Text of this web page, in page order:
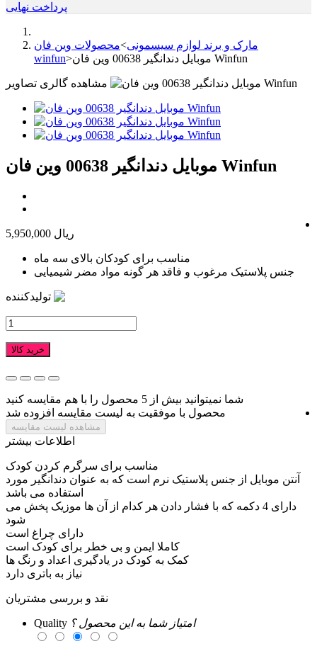
پرداخت نهایی
مارک و برند لوازم سیسمونی>محصولات وین فان
winfun> موبایل دندانگیر 00638 وین فان Winfun
مشاهده گالری تصاویر
موبایل دندانگیر 00638 وین فان Winfun
5,950,000 ریال
مناسب برای کودکان بالای سه ماه
جنس پلاستیک مرغوب و فاقد هر گونه مواد مضر شیمیایی
تولیدکننده
خرید کالا
شما نمیتوانید بیش از 5 محصول را با هم مقایسه کنید
محصول با موفقیت به لیست مقایسه افزوده شد
مشاهده لیست مقایسه
اطلاعات بیشتر
مناسب برای سرگرم کردن کودک
آنتن موبایل از جنس پلاستیک نرم است که به عنوان دندانگیر مورد
استفاده می باشد
دارای 4 دکمه که با فشار دادن هر کدام از آن ها موزیک پخش می
شود
دارای چراغ است
کمک به کودک در یادگیری اعداد و رنگ ها
نیاز به باتری دارد
نقد و بررسی مشتریان
Quality امتیاز شما به این محصول ؟